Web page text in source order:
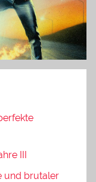
III
und brutaler